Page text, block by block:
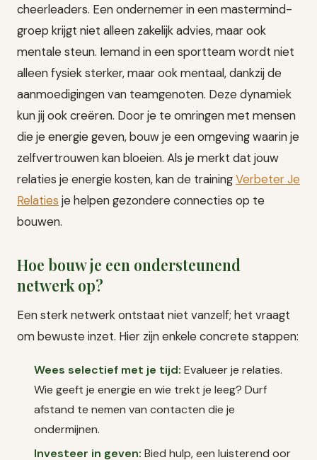
cheerleaders. Een ondernemer in een mastermind-
groep krijgt niet alleen zakelijk advies, maar ook
mentale steun. Iemand in een sportteam wordt niet
alleen fysiek sterker, maar ook mentaal, dankzij de
aanmoedigingen van teamgenoten. Deze dynamiek
kun jij ook creëren. Door je te omringen met mensen
die je energie geven, bouw je een omgeving waarin je
zelfvertrouwen kan bloeien. Als je merkt dat jouw
relaties je energie kosten, kan de trainingVerbeter Je
Relaties je helpen gezondere connecties op te
bouwen.
Hoe bouw je een ondersteunend
netwerk op?
Een sterk netwerk ontstaat niet vanzelf; het vraagt
om bewuste inzet. Hier zijn enkele concrete stappen:
Wees selectief met je tijd: Evalueer je relaties.
Wie geeft je energie en wie trekt je leeg? Durf
afstand te nemen van contacten die je
ondermijnen.
Investeer in geven: Bied hulp, een luisterend oor